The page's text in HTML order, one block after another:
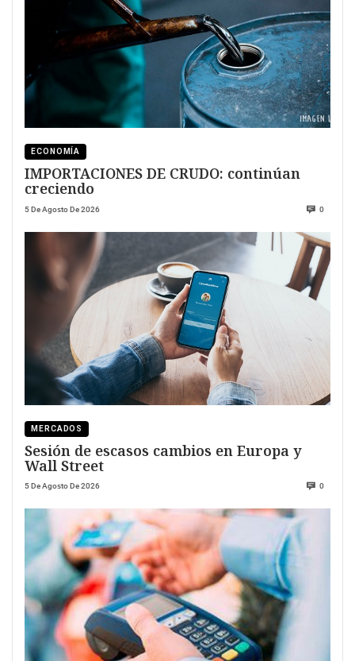
ECONOMÍA
IMPORTACIONES DE CRUDO: continúan
creciendo
5 De Agosto De 2026 0
MERCADOS
Sesión de escasos cambios en Europa y
Wall Street
5 De Agosto De 2026 0